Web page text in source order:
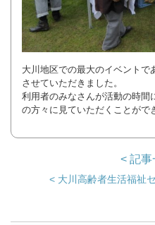
大川地区での最大のイベントで
させていただきました。
利用者のみなさんが活動の時間
の方々に見ていただくことがで
< 記事
< 大川高齢者生活福祉